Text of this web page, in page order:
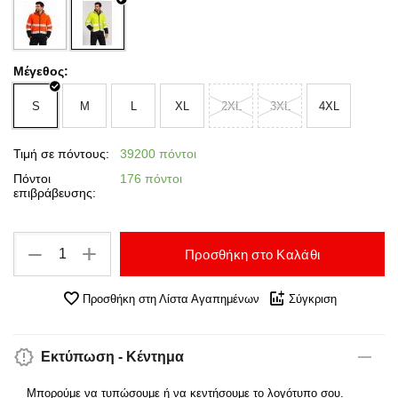
Μέγεθος:
S M L XL 2XL 3XL 4XL
Τιμή σε πόντους:
39200 πόντοι
Πόντοι
επιβράβευσης:
176 πόντοι
+
− Προσθήκη στο Καλάθι
Προσθήκη στη Λίστα Αγαπημένων Σύγκριση
Εκτύπωση - Κέντημα
Μπορούμε να τυπώσουμε ή να κεντήσουμε το λογότυπο σου.